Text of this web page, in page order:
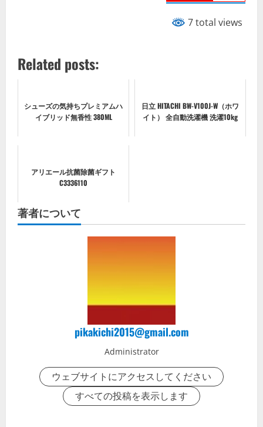
7 total views
Related posts:
シューズの気持ちプレミアムハ
イブリッド無香性 380ML
日立 HITACHI BW-V100J-W（ホワ
イト） 全自動洗濯機 洗濯10kg
アリエール抗菌除菌ギフト
C3336110
著者について
pikakichi2015@gmail.com
Administrator
ウェブサイトにアクセスしてください
すべての投稿を表示します